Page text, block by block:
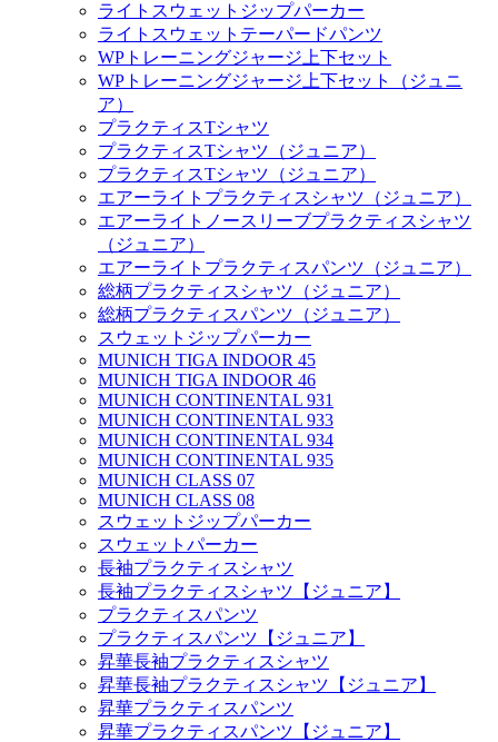
ライトスウェットジップパーカー
ライトスウェットテーパードパンツ
WPトレーニングジャージ上下セット
WPトレーニングジャージ上下セット（ジュニ
ア）
プラクティスTシャツ
プラクティスTシャツ（ジュニア）
プラクティスTシャツ（ジュニア）
エアーライトプラクティスシャツ（ジュニア）
エアーライトノースリーブプラクティスシャツ
（ジュニア）
エアーライトプラクティスパンツ（ジュニア）
総柄プラクティスシャツ（ジュニア）
総柄プラクティスパンツ（ジュニア）
スウェットジップパーカー
MUNICH TIGA INDOOR 45
MUNICH TIGA INDOOR 46
MUNICH CONTINENTAL 931
MUNICH CONTINENTAL 933
MUNICH CONTINENTAL 934
MUNICH CONTINENTAL 935
MUNICH CLASS 07
MUNICH CLASS 08
スウェットジップパーカー
スウェットパーカー
長袖プラクティスシャツ
長袖プラクティスシャツ【ジュニア】
プラクティスパンツ
プラクティスパンツ【ジュニア】
昇華長袖プラクティスシャツ
昇華長袖プラクティスシャツ【ジュニア】
昇華プラクティスパンツ
昇華プラクティスパンツ【ジュニア】